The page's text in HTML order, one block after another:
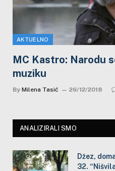
AKTUELNO
MC Kastro: Narodu
muziku
By Milena Tasić 26/12/2018
ANALIZIRALI SMO
Džez,
32.